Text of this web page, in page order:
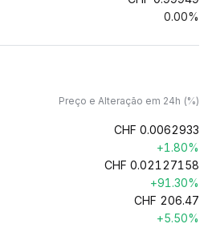
0.00%
Preço e Alteração em 24h (%)
CHF 0.0062933
+1.80%
CHF 0.02127158
+91.30%
CHF 206.47
+5.50%